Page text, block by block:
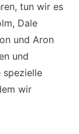
tun wir es
Dale
und Aron
und
spezielle
wir